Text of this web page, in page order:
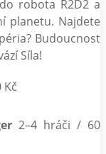
robota R2D2 a
planetu. Najdete
Budoucnost
Síla!
Kč
2–4 hráči / 60